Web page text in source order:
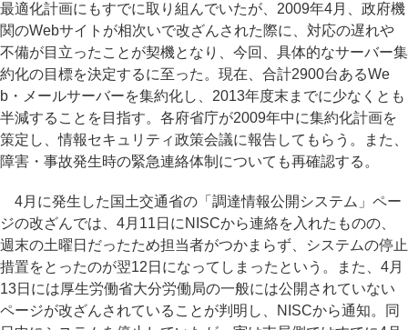
最適化計画にもすでに取り組んでいたが、2009年4月、政府機
関のWebサイトが相次いで改ざんされた際に、対応の遅れや
不備が目立ったことが契機となり、今回、具体的なサーバー集
約化の目標を決定するに至った。現在、合計2900台あるWe
b・メールサーバーを集約化し、2013年度末までに少なくとも
半減することを目指す。各府省庁が2009年中に集約化計画を
策定し、情報セキュリティ政策会議に報告してもらう。また、
障害・事故発生時の緊急連絡体制についても再確認する。
4月に発生した国土交通省の「調達情報公開システム」ペー
ジの改ざんでは、4月11日にNISCから連絡を入れたものの、
週末の土曜日だったため担当者がつかまらず、システムの停止
措置をとったのが翌12日になってしまったという。また、4月
13日には厚生労働省大分労働局の一般には公開されていない
ページが改ざんされていることが判明し、NISCから通知。同